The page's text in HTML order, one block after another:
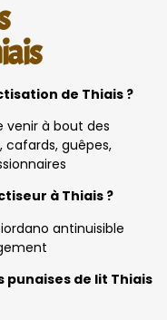
de Thiais ?
venir à bout des
cafards, guêpes,
à Thiais ?
antinuisible
punaises de lit Thiais